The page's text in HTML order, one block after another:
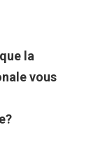
la
vous